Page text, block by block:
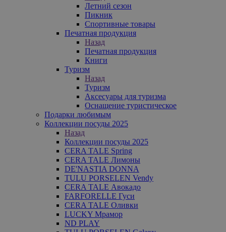
Летний сезон
Пикник
Спортивные товары
Печатная продукция
Назад
Печатная продукция
Книги
Туризм
Назад
Туризм
Аксесуары для туризма
Оснащение туристическое
Подарки любимым
Коллекции посуды 2025
Назад
Коллекции посуды 2025
CERA TALE Spring
CERA TALE Лимоны
DE'NASTIA DONNA
TULU PORSELEN Vendy
CERA TALE Авокадо
FARFORELLE Гуси
CERA TALE Оливки
LUCKY Мрамор
ND PLAY